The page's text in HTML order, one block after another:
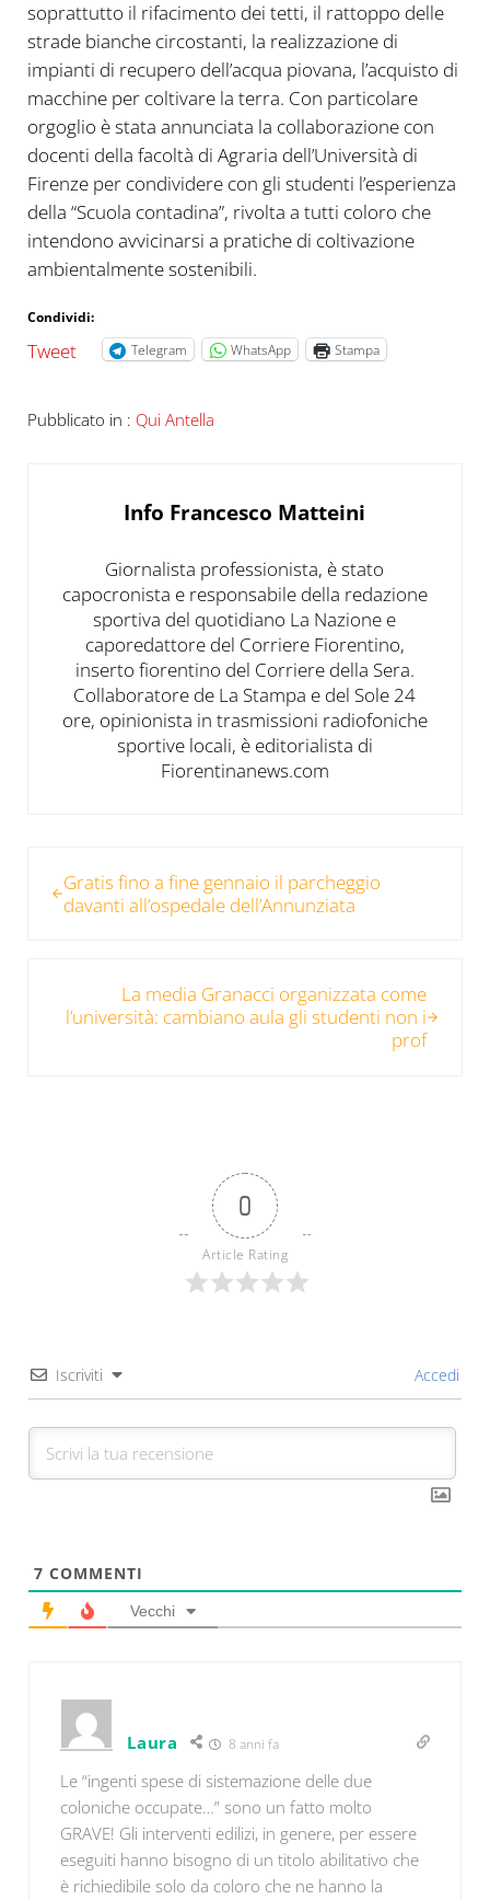
soprattutto il rifacimento dei tetti, il rattoppo delle
strade bianche circostanti, la realizzazione di
impianti di recupero dell’acqua piovana, l’acquisto di
macchine per coltivare la terra. Con particolare
orgoglio è stata annunciata la collaborazione con
docenti della facoltà di Agraria dell’Università di
Firenze per condividere con gli studenti l’esperienza
della “Scuola contadina”, rivolta a tutti coloro che
intendono avvicinarsi a pratiche di coltivazione
ambientalmente sostenibili.
Condividi:
Tweet Telegram WhatsApp Stampa
Pubblicato in : Qui Antella
Info Francesco Matteini
Giornalista professionista, è stato
capocronista e responsabile della redazione
sportiva del quotidiano La Nazione e
caporedattore del Corriere Fiorentino,
inserto fiorentino del Corriere della Sera.
Collaboratore de La Stampa e del Sole 24
ore, opinionista in trasmissioni radiofoniche
sportive locali, è editorialista di
Fiorentinanews.com
Gratis fino a fine gennaio il parcheggio
davanti all’ospedale dell’Annunziata
La media Granacci organizzata come
l’università: cambiano aula gli studenti non i
prof
0
Article Rating
Iscriviti Accedi
7 COMMENTI
Vecchi
Laura 8 anni fa
Le “ingenti spese di sistemazione delle due
coloniche occupate…” sono un fatto molto
GRAVE! Gli interventi edilizi, in genere, per essere
eseguiti hanno bisogno di un titolo abilitativo che
è richiedibile solo da coloro che ne hanno la